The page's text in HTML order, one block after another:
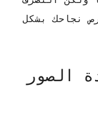
نجاحك بشكل
الصور